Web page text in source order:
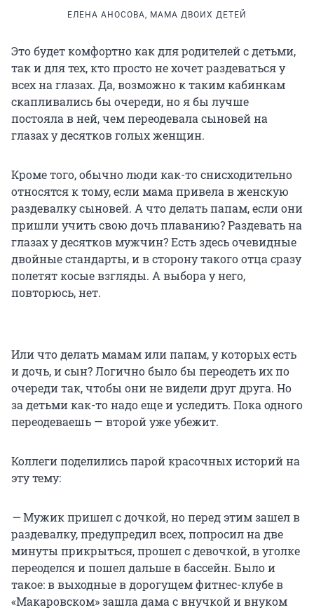
ЕЛЕНА АНОСОВА, МАМА ДВОИХ ДЕТЕЙ
Это будет комфортно как для родителей с детьми,
так и для тех, кто просто не хочет раздеваться у
всех на глазах. Да, возможно к таким кабинкам
скапливались бы очереди, но я бы лучше
постояла в ней, чем переодевала сыновей на
глазах у десятков голых женщин.
Кроме того, обычно люди как-то снисходительно
относятся к тому, если мама привела в женскую
раздевалку сыновей. А что делать папам, если они
пришли учить свою дочь плаванию? Раздевать на
глазах у десятков мужчин? Есть здесь очевидные
двойные стандарты, и в сторону такого отца сразу
полетят косые взгляды. А выбора у него,
повторюсь, нет.
Или что делать мамам или папам, у которых есть
и дочь, и сын? Логично было бы переодеть их по
очереди так, чтобы они не видели друг друга. Но
за детьми как-то надо еще и уследить. Пока одного
переодеваешь — второй уже убежит.
Коллеги поделились парой красочных историй на
эту тему:
—Мужик пришел с дочкой, но перед этим зашел в
раздевалку, предупредил всех, попросил на две
минуты прикрыться, прошел с девочкой, в уголке
переоделся и пошел дальше в бассейн. Было и
такое: в выходные в дорогущем фитнес-клубе в
«Макаровском» зашла дама с внучкой и внуком